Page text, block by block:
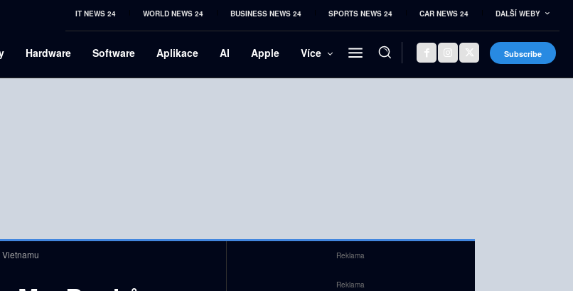
IT NEWS 24 WORLD NEWS 24 BUSINESS NEWS 24 SPORTS NEWS 24 CAR NEWS 24 DALŠÍ WEBY
Hardware Software Aplikace AI Apple Více Subscribe
Reklama
Reklama